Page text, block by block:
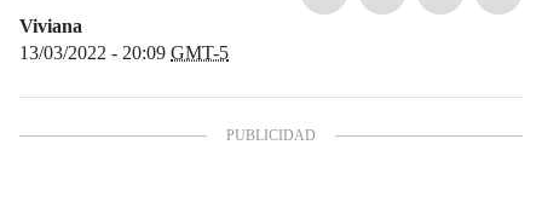
Viviana
13/03/2022 - 20:09 GMT-5